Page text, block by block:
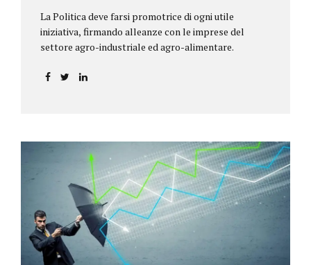
La Politica deve farsi promotrice di ogni utile
iniziativa, firmando alleanze con le imprese del
settore agro-industriale ed agro-alimentare.